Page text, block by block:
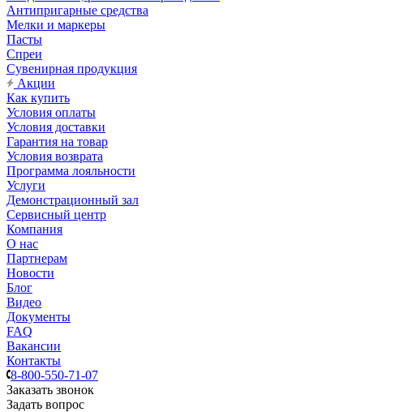
Антипригарные средства
Мелки и маркеры
Пасты
Спреи
Сувенирная продукция
Акции
Как купить
Условия оплаты
Условия доставки
Гарантия на товар
Условия возврата
Программа лояльности
Услуги
Демонстрационный зал
Сервисный центр
Компания
О нас
Партнерам
Новости
Блог
Видео
Документы
FAQ
Вакансии
Контакты
8-800-550-71-07
Заказать звонок
Задать вопрос